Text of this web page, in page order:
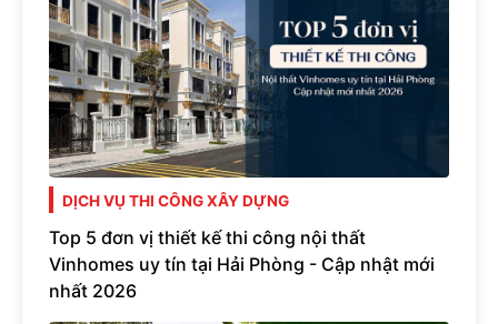
DỊCH VỤ THI CÔNG XÂY DỰNG
Top 5 đơn vị thiết kế thi công nội thất
Vinhomes uy tín tại Hải Phòng - Cập nhật mới
nhất 2026